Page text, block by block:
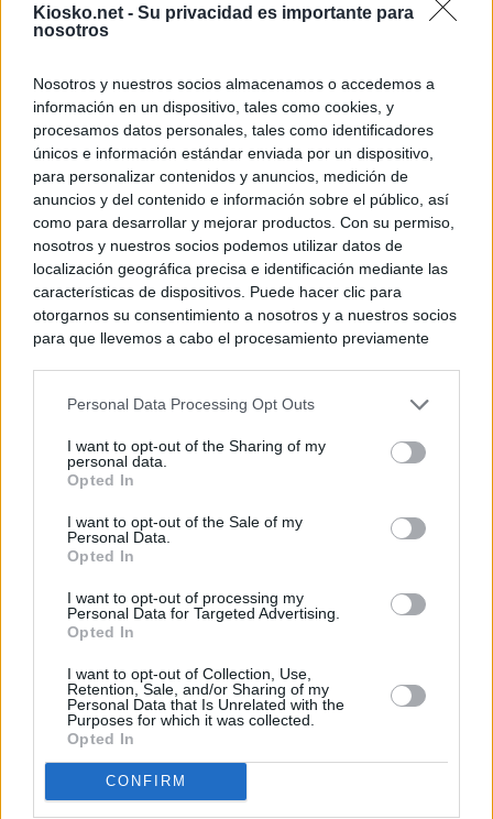
Kiosko.net - Su privacidad es importante para
nosotros
Nosotros y nuestros socios almacenamos o accedemos a
información en un dispositivo, tales como cookies, y
procesamos datos personales, tales como identificadores
únicos e información estándar enviada por un dispositivo,
para personalizar contenidos y anuncios, medición de
anuncios y del contenido e información sobre el público, así
como para desarrollar y mejorar productos. Con su permiso,
nosotros y nuestros socios podemos utilizar datos de
localización geográfica precisa e identificación mediante las
características de dispositivos. Puede hacer clic para
otorgarnos su consentimiento a nosotros y a nuestros socios
para que llevemos a cabo el procesamiento previamente
negar su consentimiento. Tenga en cuenta que algún
de su consentimiento, pero usted tiene el derecho de
rechazar tal procesamiento. Sus preferencias se aplicarán
cualquier momento entrando de nuevo en este sitio web o
visitando nuestra política de privacidad.
Personal Data Processing Opt Outs
I want to opt-out of the Sharing of my
personal data.
Opted In
I want to opt-out of the Sale of my
Personal Data.
Opted In
I want to opt-out of processing my
Personal Data for Targeted Advertising.
Opted In
I want to opt-out of Collection, Use,
Retention, Sale, and/or Sharing of my
Personal Data that Is Unrelated with the
Purposes for which it was collected.
Opted In
CONFIRM